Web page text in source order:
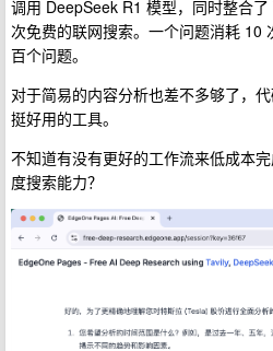
调用 DeepSeek R1 模型，同时整合
次免费的联网搜索。一个问题消耗 10
百个问题。
对于简易的内容分析也差不多够了，
挺好用的工具。
不知道有没有更好的工作流来低成本
度搜索能力？